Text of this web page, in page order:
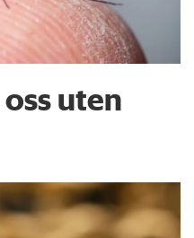
uten